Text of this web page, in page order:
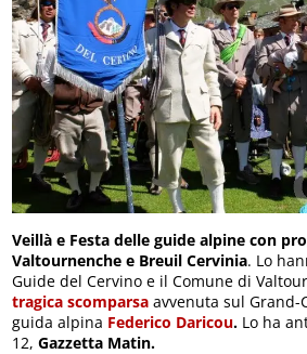
Veillà e Festa delle guide alpine con
Valtournenche e Breuil Cervinia. Lo
Guide del Cervino e il Comune di
tragica scomparsa avvenuta sul
guida alpina Federico Daricou. Lo ha
12, Gazzetta Matin.